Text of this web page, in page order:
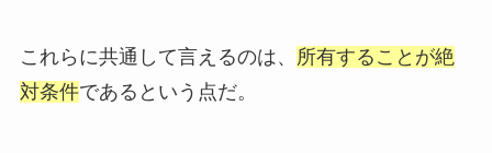
これらに共通して言えるのは、
所有することが絶
対条件であるという点だ。